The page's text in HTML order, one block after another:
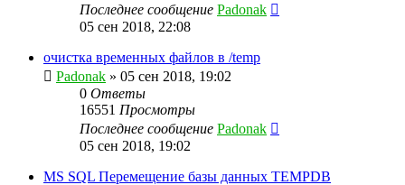
Последнее сообщение Padonak
05 сен 2018, 22:08
очистка временных файлов в /temp
Padonak » 05 сен 2018, 19:02
0 Ответы
16551 Просмотры
Последнее сообщение Padonak
05 сен 2018, 19:02
MS SQL Перемещение базы данных TEMPDB